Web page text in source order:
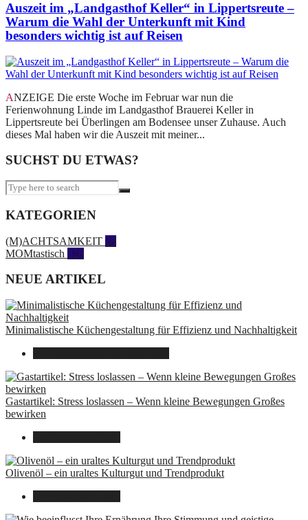
Auszeit im „Landgasthof Keller“ in Lippertsreute –
Warum die Wahl der Unterkunft mit Kind
besonders wichtig ist auf Reisen
ANZEIGE Die erste Woche im Februar war nun die
Ferienwohnung Linde im Landgasthof Brauerei Keller in
Lippertsreute bei Überlingen am Bodensee unser Zuhause. Auch
dieses Mal haben wir die Auszeit mit meiner...
SUCHST DU ETWAS?
KATEGORIEN
(M)ACHTSAMKEIT 28
MOMtastisch 328
NEUE ARTIKEL
Minimalistische Küchengestaltung für Effizienz und Nachhaltigkeit
Gastartikel: Stress loslassen – Wenn kleine Bewegungen Großes
bewirken
Olivenöl – ein uraltes Kulturgut und Trendprodukt